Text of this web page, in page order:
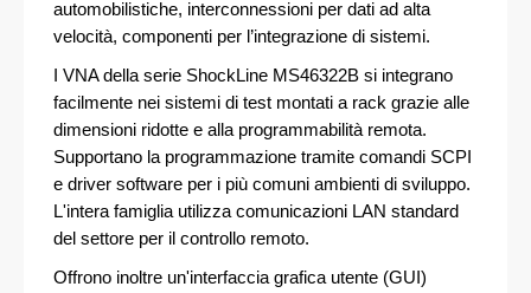
automobilistiche, interconnessioni per dati ad alta
velocità, componenti per l’integrazione di sistemi.
I VNA della serie ShockLine MS46322B si integrano
facilmente nei sistemi di test montati a rack grazie alle
dimensioni ridotte e alla programmabilità remota.
Supportano la programmazione tramite comandi SCPI
e driver software per i più comuni ambienti di sviluppo.
L'intera famiglia utilizza comunicazioni LAN standard
del settore per il controllo remoto.
Offrono inoltre un'interfaccia grafica utente (GUI)